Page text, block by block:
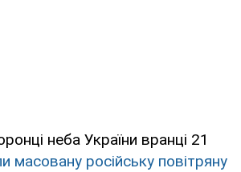
неба України вранці 21
масовану російську повітряну